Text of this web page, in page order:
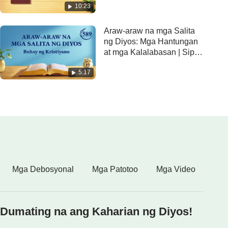
10:23
5:17
Araw-araw na mga Salita
ng Diyos: Mga Hantungan
at mga Kalalabasan | Sipi
Mga Debosyonal Mga Patotoo Mga Video
Dumating na ang Kaharian ng Diyos!